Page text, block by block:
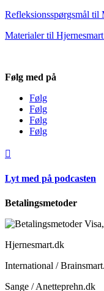
Refleksionsspørgsmål til
Materialer til
Følg med på
Følg
Følg
Følg
Følg

Lyt med på podcasten
Betalingsmetoder
Hjernesmart.dk
International /
Sange / Anetteprehn.dk